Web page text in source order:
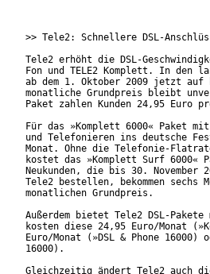
>> Tele2: Schnellere DSL-
Tele2 erhöht die DSL-
Fon und TELE2 Komplett. In den
ab dem 1. Oktober 2009 jetzt
monatliche Grundpreis bleibt
Paket zahlen Kunden 24,95 Euro
Für das »Komplett 6000« Paket
und Telefonieren ins deutsche
Monat. Ohne die Telefonie-
kostet das »Komplett Surf 6000«
Neukunden, die bis 30. November
Tele2 bestellen, bekommen sechs
monatlichen Grundpreis.
Außerdem bietet Tele2 DSL-
kosten diese 24,95 Euro/Monat
Euro/Monat (»DSL & Phone
16000).
Gleichzeitig ändert Tele2 auch